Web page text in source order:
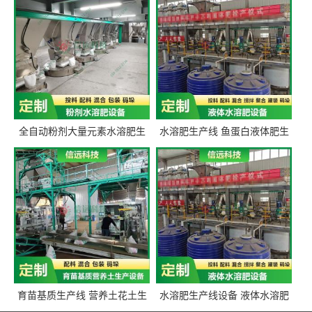
全自动粉剂大量元素水溶肥生
产设备 信远科技肥料生产设备
源头厂家
水溶肥生产线 鱼蛋白液体肥生
产设备 氨基酸液态肥全套设备
育苗基质生产线 营养土花土生
水溶肥生产线设备 液体水溶肥